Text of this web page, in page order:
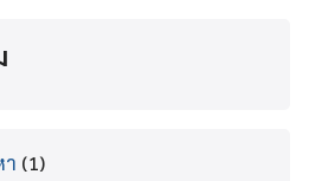
า (1)